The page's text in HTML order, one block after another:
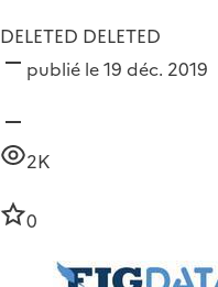
DELETED DELETED
publié le 19 déc. 2019
2K
0